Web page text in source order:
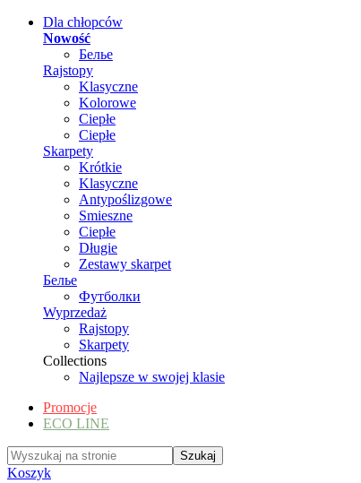
Dla chłopców
Nowość
Белье
Rajstopy
Klasyczne
Kolorowe
Ciepłe
Ciepłe
Skarpety
Krótkie
Klasyczne
Antypoślizgowe
Smieszne
Ciepłe
Długie
Zestawy skarpet
Белье
Футболки
Wyprzedaż
Rajstopy
Skarpety
Collections
Najlepsze w swojej klasie
Promocje
ECO LINE
Koszyk